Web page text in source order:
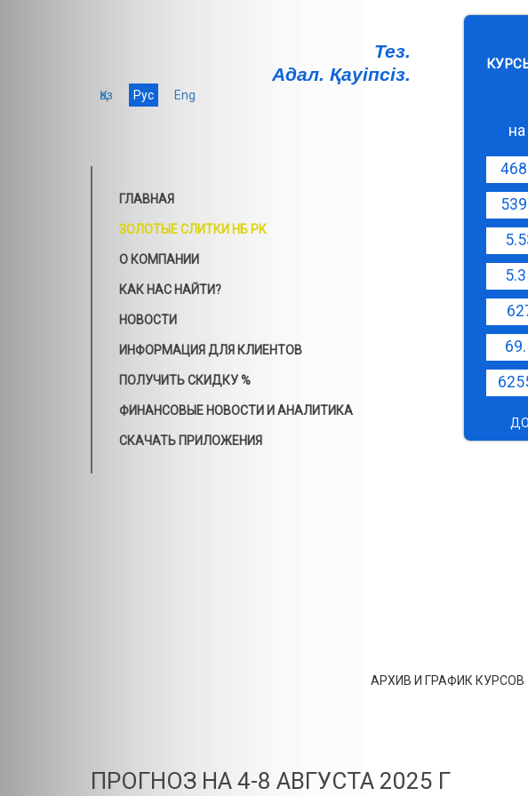
Тез.
Адал. Қауiпсiз.
Қаз Рус Eng
ГЛАВНАЯ
ЗОЛОТЫЕ СЛИТКИ НБ РК
О КОМПАНИИ
КАК НАС НАЙТИ?
НОВОСТИ
ИНФОРМАЦИЯ ДЛЯ КЛИЕНТОВ
ПОЛУЧИТЬ СКИДКУ %
ФИНАНСОВЫЕ НОВОСТИ И АНАЛИТИКА
СКАЧАТЬ ПРИЛОЖЕНИЯ
АРХИВ И ГРАФИК КУРСОВ
ПРОГНОЗ НА 4-8 АВГУСТА 2025 Г